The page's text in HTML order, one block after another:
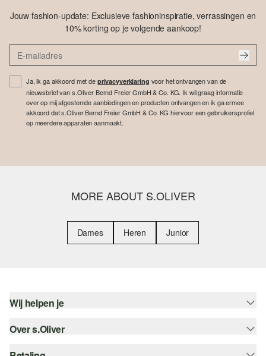
Jouw fashion-update: Exclusieve fashioninspiratie, verrassingen en
10% korting op je volgende aankoop!
Ja, ik ga akkoord met de privacyverklaring voor het ontvangen van de
nieuwsbrief van s.Oliver Bernd Freier GmbH & Co. KG. Ik wil graag informatie
over op mij afgestemde aanbiedingen en producten ontvangen en ik ga ermee
akkoord dat s.Oliver Bernd Freier GmbH & Co. KG hiervoor een gebruikersprofiel
op meerdere apparaten aanmaakt.
MORE ABOUT S.OLIVER
Dames Heren Junior
Wij helpen je
Help - FAQ
Maattabel
Over s.Oliver